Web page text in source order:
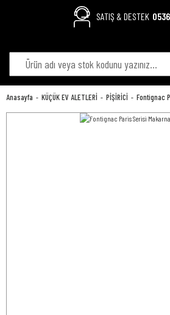
SATIŞ & DESTEK
Anasayfa KÜÇÜK EV ALETLERİ PİŞİRİCİ Fontignac